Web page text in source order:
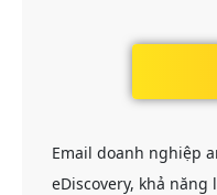
Email doanh nghiệp
eDiscovery, khả